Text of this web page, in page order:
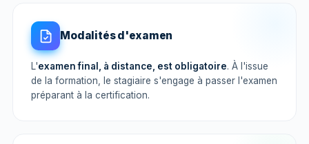
Modalités d'examen
L'examen final, à distance, est obligatoire. À l'issue
de la formation, le stagiaire s'engage à passer l'examen
préparant à la certification.